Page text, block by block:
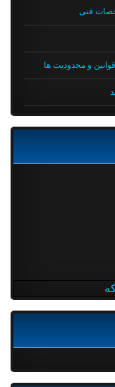
و محدودیت ها